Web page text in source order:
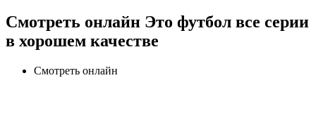
Смотреть онлайн Это футбол все серии
в хорошем качестве
Смотреть онлайн